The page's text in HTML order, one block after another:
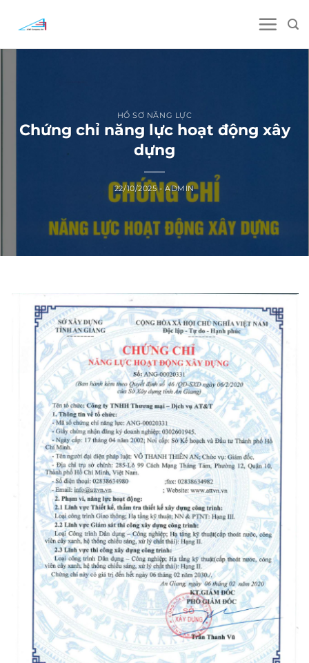
HỒ SƠ NĂNG LỰC
Chứng chỉ năng lực hoạt động xây
dựng
22/10/2025-ADMIN